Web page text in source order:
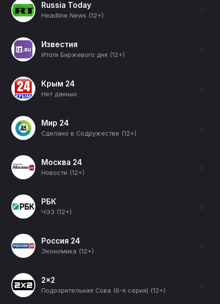
Russia Today
Headline News (12+)
☆
Известия
Итоги Биржевого дня (12+)
☆
Крым 24
Нет данных
☆
Мир 24
Сделано в Содружестве (12+)
☆
Москва 24
Новости (12+)
☆
РБК
ЧЭЗ (12+)
☆
Россия 24
Экономика (12+)
☆
2x2
Подозрительная Сова (6-я серия) (12+)
☆